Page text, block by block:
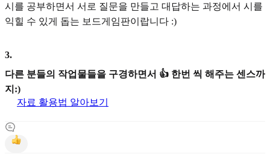
시를 공부하면서 서로 질문을 만들고 대답하는 과정에서 시를
익힐 수 있게 돕는 보드게임판이랍니다 :)
3.
다른 분들의 작업물들을 구경하면서 👍 한번 씩 해주는 센스까
지:)
자료 활용법 알아보기